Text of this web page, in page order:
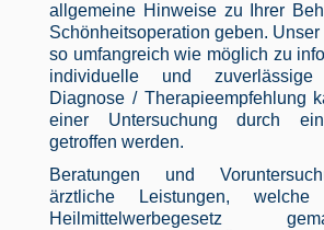
allgemeine Hinweise zu Ihrer
Schönheitsoperation geben. Unser
so umfangreich wie möglich zu
individuelle und
Diagnose / Therapieempfehlung
einer Untersuchung durch
getroffen werden.
Beratungen und
ärztliche Leistungen,
Heilmittelwerbegesetz